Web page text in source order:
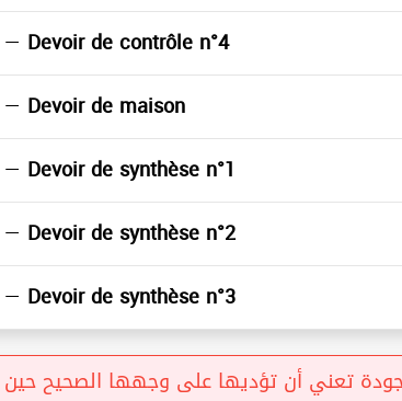
— Devoir de contrôle n°4
— Devoir de maison
— Devoir de synthèse n°1
— Devoir de synthèse n°2
— Devoir de synthèse n°3
تعني أن تؤديها على وجهها الصحيح حين